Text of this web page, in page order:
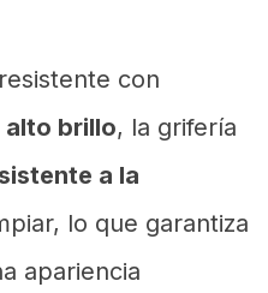
con
alto brillo, la grifería
a la
lo que garantiza
apariencia